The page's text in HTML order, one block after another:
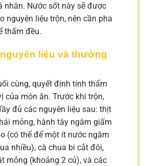
nhân. Nước sốt này sẽ được
nguyên liệu trộn, nên cần pha
thấm đều.
liệu và thưởng
cùng, quyết định tính thẩm
của món ăn. Trước khi trộn,
đủ các nguyên liệu sau: thịt
mỏng, hành tây ngâm giấm
(có thể để một ít nước ngâm
nhiều), cà chua bi cắt đôi,
mỏng (khoảng 2 củ), và các